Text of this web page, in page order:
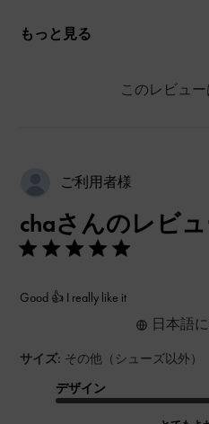
もっと見る
このレビュ
ご利用者様
chaさんのレビ
Good 👍 I really like it
サイズ: その他（シューズ以外）
デザイン
日本語